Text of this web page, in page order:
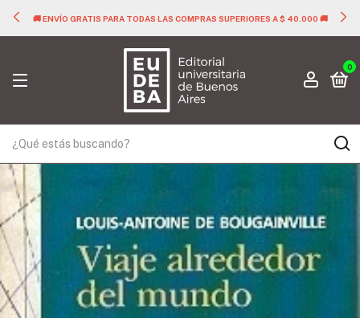
🚚 ENVÍO GRATIS PARA TODAS LAS COMPRAS SUPERIORES A $ 40.000 🚚
0